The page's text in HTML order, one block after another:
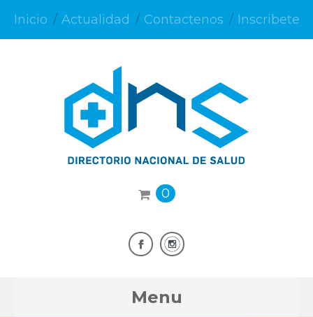
Inicio Actualidad Contactenos Inscribete
0
Menu